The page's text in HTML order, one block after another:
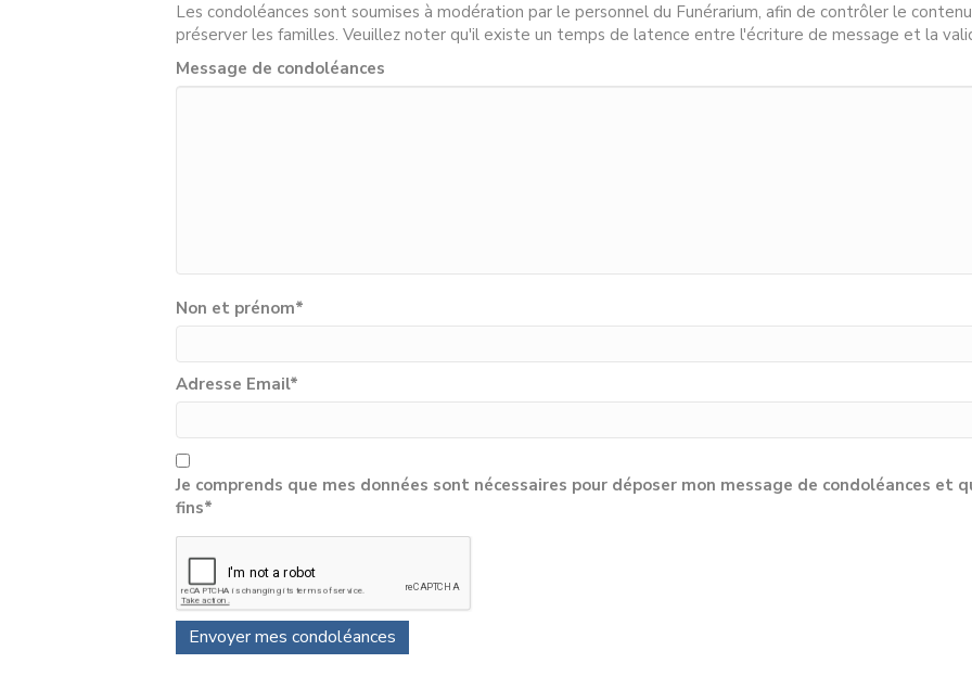
Les condoléances sont soumises à modération par le personnel du Funérarium, afin de contrôler le
préserver les familles. Veuillez noter qu'il existe un temps de latence entre l'écriture de message et la
Message de condoléances
Non et prénom*
Adresse Email*
Je comprends que mes données sont nécessaires pour déposer mon message de condoléances
fins*